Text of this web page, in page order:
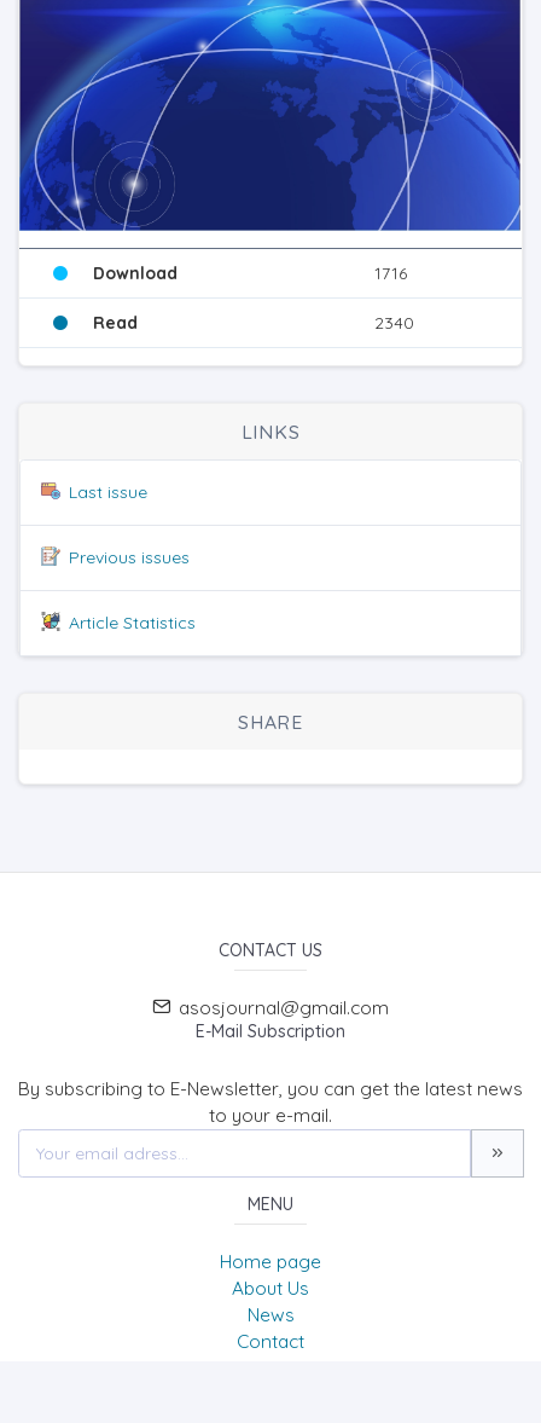
Download 1716
Read 2340
LINKS
Last issue
Previous issues
Article Statistics
SHARE
CONTACT US
asosjournal@gmail.com
E-Mail Subscription
By subscribing to E-Newsletter, you can get the latest news
to your e-mail.
MENU
Home page
About Us
News
Contact